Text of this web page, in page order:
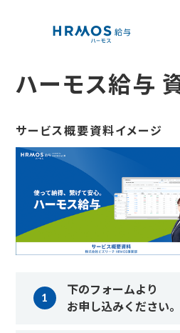
ハーモス給与
サービス概要資料イメージ
下のフォームより
お申し込みください。